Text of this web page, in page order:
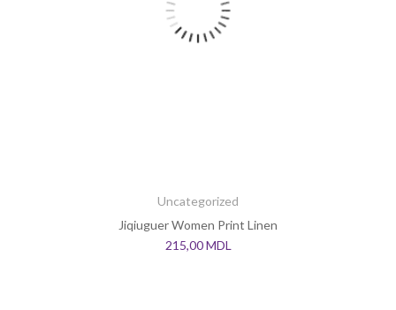
Uncategorized
Jiqiuguer Women Print Linen
215,00MDL